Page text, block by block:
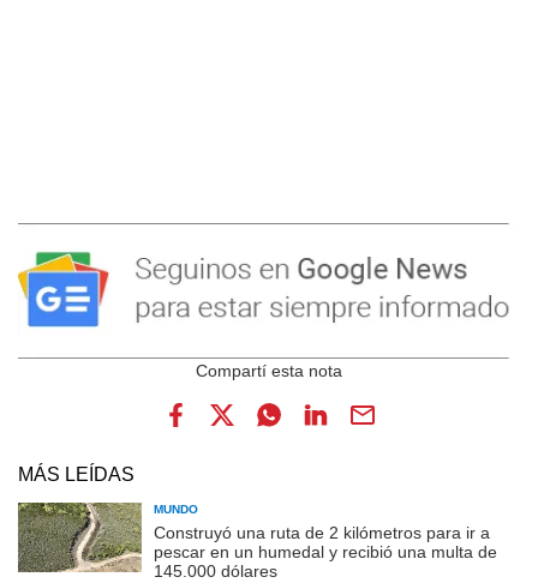
MÁS LEÍDAS
MUNDO
Construyó una ruta de 2 kilómetros para ir a
pescar en un humedal y recibió una multa de
145.000 dólares